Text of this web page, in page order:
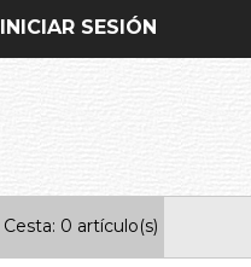
INICIAR SESIÓN
Cesta: 0 artículo(s)